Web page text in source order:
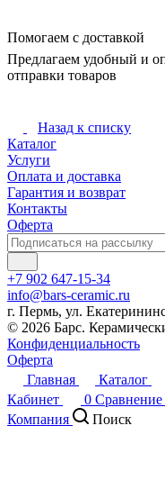
Помогаем с доставкой
Предлагаем удобный и
отправки товаров
Назад к списку
Каталог
Услуги
Оплата и доставка
Гарантия и возврат
Контакты
Оферта
+7 902 647-15-34
info@bars-ceramic.ru
г. Пермь, ул.
© 2026 Барс.
Конфиденциальность
Оферта
Главная
Каталог
Кабинет
0 Сравнение
Компания
Поиск